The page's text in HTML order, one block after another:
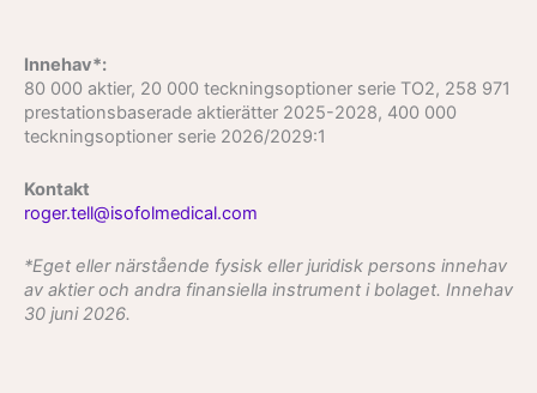
Innehav*:
80 000 aktier, 20 000 teckningsoptioner serie TO2, 258 971
prestationsbaserade aktierätter 2025-2028, 400 000
teckningsoptioner serie 2026/2029:1
Kontakt
roger.tell@isofolmedical.com
*Eget eller närstående fysisk eller juridisk persons innehav
av aktier och andra finansiella instrument i bolaget. Innehav
30 juni 2026.